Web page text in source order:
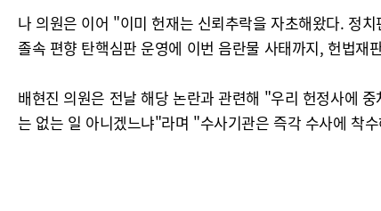
나 의원은 이어 "이미 헌재는 신뢰추락을 자초해왔다. 정
졸속 편향 탄핵심판 운영에 이번 음란물 사태까지, 헌법
배현진 의원은 전날 해당 논란과 관련해 "우리 헌정사에
는 없는 일 아니겠느냐"라며 "수사기관은 즉각 수사에 착